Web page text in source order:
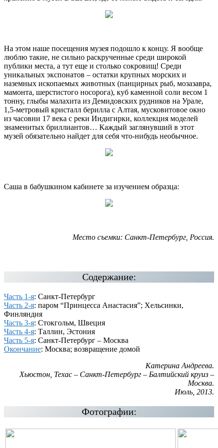
На этом наше посещения музея подошло к концу. Я вообще
люблю такие, не сильно раскрученные среди широкой
публики места, а тут еще и столько сокровищ! Среди
уникальных экспонатов – остатки крупных морских и
наземных ископаемых животных (панцирных рыб, мозазавра,
мамонта, шерстистого носорога), куб каменной соли весом 1
тонну, глыбы малахита из Демидовских рудников на Урале,
1,5-метровый кристалл берилла с Алтая, мусковитовое окно
из часовни 17 века с реки Индигирки, коллекция моделей
знаменитых бриллиантов… Каждый заглянувший в этот
музей обязательно найдет для себя что-нибудь необычное.
Саша в бабушкином кабинете за изучением образца:
Место съемки: Санкт-Петербург, Россия.
Содержание:
Часть 1-я: Санкт-Петербург
Часть 2-я: паром “Принцесса Анастасия”; Хельсинки,
Финляндия
Часть 3-я: Стокгольм, Швеция
Часть 4-я: Таллин, Эстония
Часть 5-я: Санкт-Петербург – Москва
Окончание: Москва; возвращение домой
Катерина Андреева.
Хьюстон, Техас – Санкт-Петербург – Балтийский круиз –
Москва.
Июль, 2013.
Фотографии: